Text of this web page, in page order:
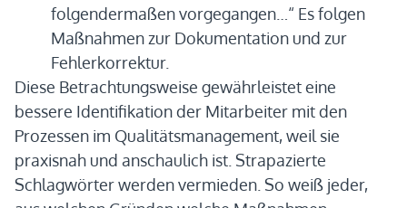
folgendermaßen vorgegangen…“ Es folgen
Maßnahmen zur Dokumentation und zur
Fehlerkorrektur.
Diese Betrachtungsweise gewährleistet eine
bessere Identifikation der Mitarbeiter mit den
Prozessen im Qualitätsmanagement, weil sie
praxisnah und anschaulich ist. Strapazierte
Schlagwörter werden vermieden. So weiß jeder,